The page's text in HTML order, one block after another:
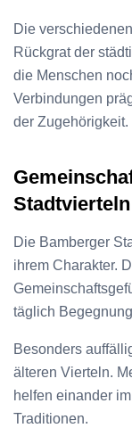
Die
Rückgrat der
die Menschen
Verbindungen
der Zugehörigkeit.
Stadtvierteln
Die Bamberger
ihrem Charakter.
täglich
Besonders
älteren Vierteln.
helfen einander
Traditionen.